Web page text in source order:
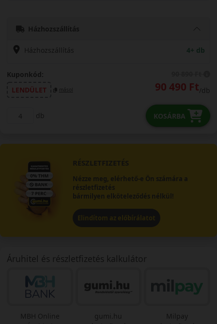
Házhozszállítás
Házhozszállítás 4+ db
Kuponkód:
LENDÜLET
másol 90 490 Ft/db
db KOSÁRBA
RÉSZLETFIZETÉS
Nézze meg, elérhető-e Ön számára a
részletfizetés
bármilyen elköteleződés nélkül!
Elindítom az előbírálatot
Áruhitel és részletfizetés kalkulátor
MBH Online
gumi.hu
Milpay